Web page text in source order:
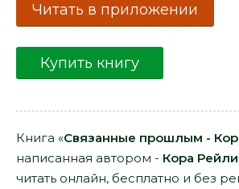
Читать в приложении
Купить книгу
Книга «Связанные прошлым -
написанная автором - Кора Рейли
читать онлайн, бесплатно и без